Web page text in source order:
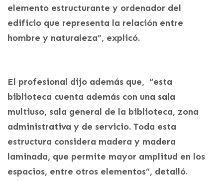
elemento estructurante y ordenador del
edificio que representa la relación entre
hombre y naturaleza”, explicó.
El profesional dijo además que, “esta
biblioteca cuenta además con una sala
multiuso, sala general de la biblioteca, zona
administrativa y de servicio. Toda esta
estructura considera madera y madera
laminada, que permite mayor amplitud en los
espacios, entre otros elementos”, detalló.